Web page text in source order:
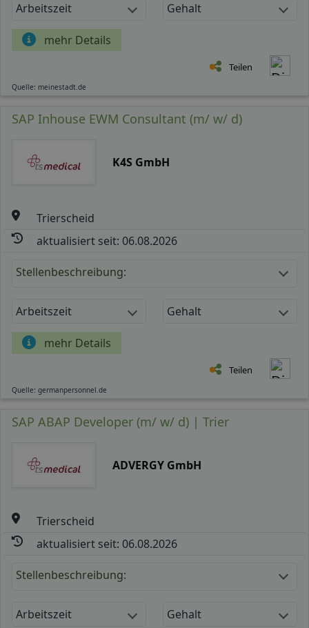
Arbeitszeit Gehalt
mehr Details
Teilen
Quelle: meinestadt.de
SAP Inhouse EWM Consultant (m/ w/ d)
K4S GmbH
Trierscheid
aktualisiert seit: 06.08.2026
Stellenbeschreibung:
Arbeitszeit Gehalt
mehr Details
Teilen
Quelle: germanpersonnel.de
SAP ABAP Developer (m/ w/ d) | Trier
ADVERGY GmbH
Trierscheid
aktualisiert seit: 06.08.2026
Stellenbeschreibung:
Arbeitszeit Gehalt